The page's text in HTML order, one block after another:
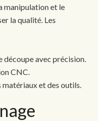
manipulation et le
la qualité. Les
découpe avec précision.
CNC.
et des outils.